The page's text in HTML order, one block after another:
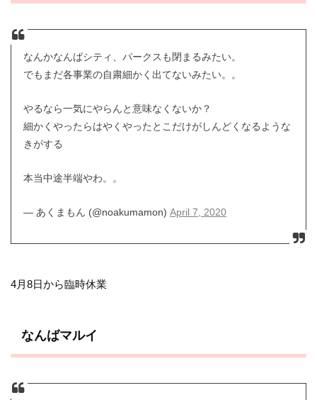
なんかなんばシティ、パークスも閉まるみたい。
でもまだ各事業の自粛細かく出てないみたい。。
やるなら一気にやらんと意味なくないか？
細かくやったらはやくやったとこだけがしんどくなるような
きがする
本当中途半端やわ。。
— あくまもん (@noakumamon) April 7, 2020
4月8日から臨時休業
なんばマルイ